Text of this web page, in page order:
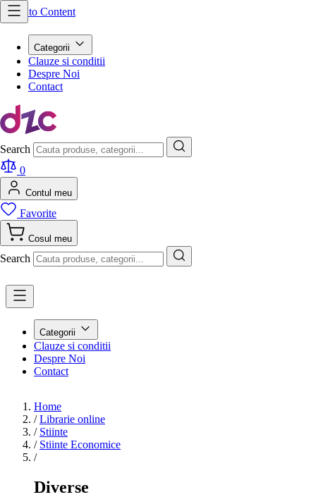
Skip to Content
Categorii
Clauze si conditii
Despre Noi
Contact
Search
0
Contul meu
Favorite
Cosul meu
Search
Categorii
Clauze si conditii
Despre Noi
Contact
Home
/ Librarie online
/ Stiinte
/ Stiinte Economice
/
Diverse